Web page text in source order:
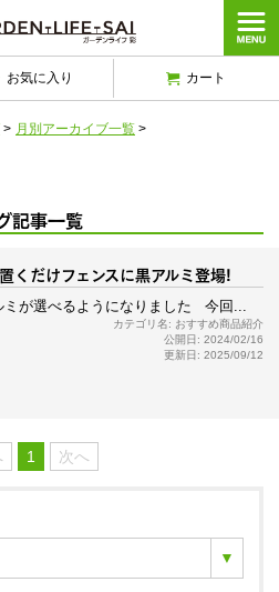
お気に入り カート
> 月別アーカイブ一覧 >
記事一覧
くだけフェンスに黒アルミ登場!
ミが選べるようになりました 今回...
カテゴリ名: おすすめ商品紹介
公開日: 2024/02/16
更新日: 2025/09/12
1 次へ